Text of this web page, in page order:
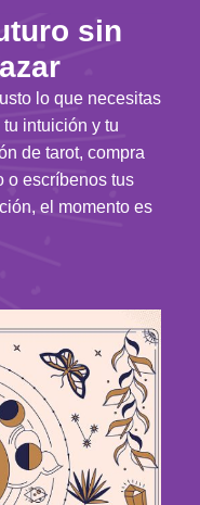
sin
lo que necesitas
intuición y tu
de tarot, compra
o escríbenos tus
el momento es